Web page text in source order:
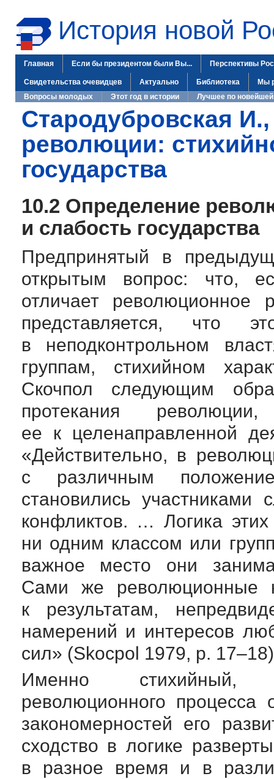
История новой
Главная Если бы президентом были Вы... Перспективы
Свидетельства очевидцев Актуально Библиотека
Мы
Вопросы молодых
Этот год в истории Лучшее по новейшей
Стародубровская
революции:
государства
10.2 Определение
и слабость государства
Предпринятый в
открытым вопрос: что,
отличает революционное
представляется, что
в неподконтрольном
группам, стихийном
Скочпол следующим
протекания
ее к целенаправленной
«Действительно, в
с различным
становились участниками
конфликтов. … Логика
ни одним классом или
важное место они
Сами же революционные
к результатам,
намерений и интересов
сил» (Skocpol 1979, p.
Именно стихийный,
революционного процесса
закономерностей его
сходство в логике
в разное время и в